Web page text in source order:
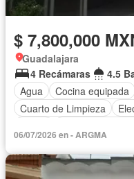
$ 7,800,000
Guadalajara
4 Recámaras
4.5
Agua
Cocina equipada
Cuarto de Limpieza
Sin amueblar
06/07/2026 en - ARGMA